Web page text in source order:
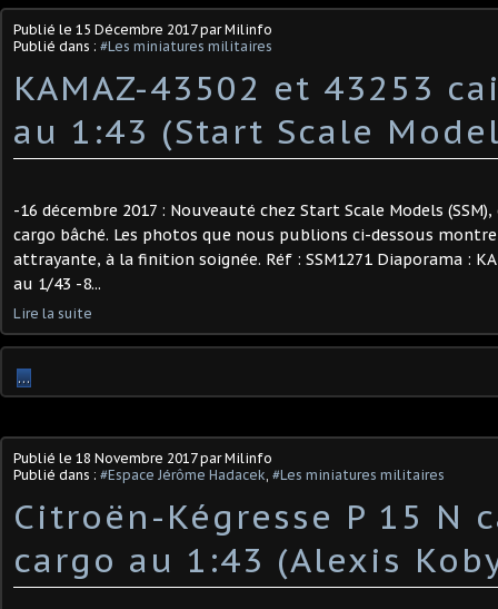
Publié le 15 Décembre 2017par Milinfo
Publié dans : #Les miniatures militaires
KAMAZ-43502 et 43253
au 1:43 (Start Scale
-16 décembre 2017 : Nouveauté chez Start Scale Models
cargo bâché. Les photos que nous publions ci-dessous
attrayante, à la finition soignée. Réf : SSM1271 Diaporama :
au 1/43 -8...
Lire la suite
…
Publié le 18 Novembre 2017par Milinfo
Publié dans : #Espace Jérôme Hadacek, #Les miniatures militaires
Citroën-Kégresse P 15 N
cargo au 1:43 (Alexis